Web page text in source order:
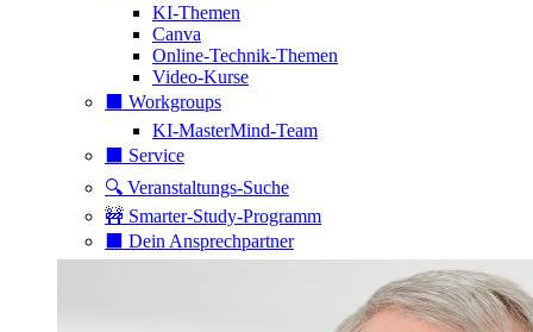
KI-Themen
Canva
Online-Technik-Themen
Video-Kurse
⬛️ Workgroups
KI-MasterMind-Team
⬛️ Service
🔍 Veranstaltungs-Suche
🚧 Smarter-Study-Programm
⬛️ Dein Ansprechpartner